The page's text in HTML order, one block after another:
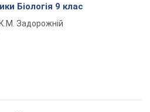
Біологія 9 клас
К.М. Задорожній